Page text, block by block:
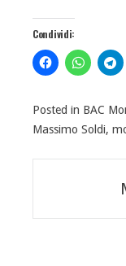
Condividi:
Posted in BAC
Massimo Soldi,
articoli